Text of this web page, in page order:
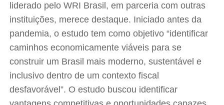
liderado pelo WRI Brasil, em parceria com outras
instituições, merece destaque. Iniciado antes da
pandemia, o estudo tem como objetivo “identificar
caminhos economicamente viáveis para se
construir um Brasil mais moderno, sustentável e
inclusivo dentro de um contexto fiscal
desfavorável”. O estudo buscou identificar